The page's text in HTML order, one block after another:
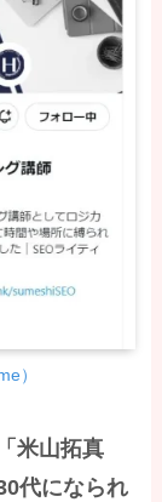
）
米山拓真
代になられ